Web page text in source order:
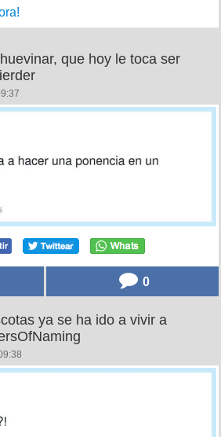
que hoy le toca ser
0
ya se ha ido a vivir a